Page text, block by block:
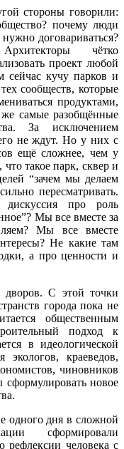
стороны говорили:
почему люди
договариваться?
чётко
проект любой
кучу парков и
сообществ, которые
продуктами,
самые разобщённые
За исключением
не ждут. Но у них с
ещё сложнее, чем у
такое парк, сквер и
“зачем мы делаем
пересматривать.
про роль
Мы все вместе за
Мы все вместе
Не какие там
а про ценности и
С этой точки
города пока не
общественным
подход к
в идеологической
экологов, краеведов,
чиновников
сформулировать новое
одного дня в сложной
сформировали
рефлексии человека с